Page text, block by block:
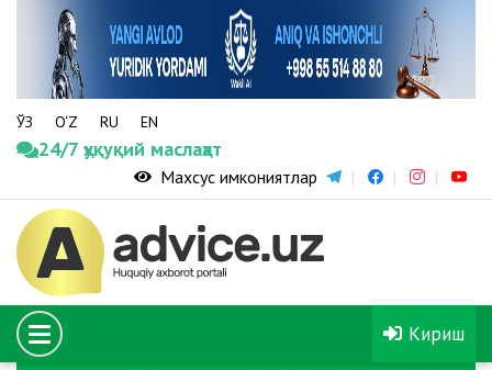
ЎЗ O‘Z RU EN
24/7 ҳуқуқий маслаҳат
Махсус имкониятлар
Кириш